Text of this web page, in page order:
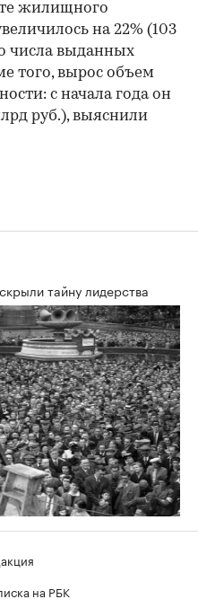
жилищного
на 22% (103
числа выданных
того, вырос объем
с начала года он
руб.), выяснили
тайну лидерства
на РБК